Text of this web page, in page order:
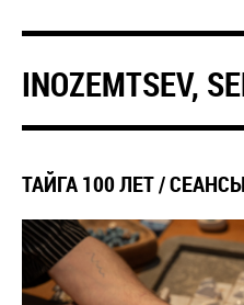
INOZEMTSEV,
ТАЙГА 100 ЛЕТ /